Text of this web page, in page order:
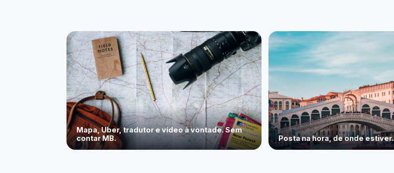
Mapa, Uber, tradutor e vídeo à vontade. Sem
contar MB.
Posta na hora, de onde estiver.